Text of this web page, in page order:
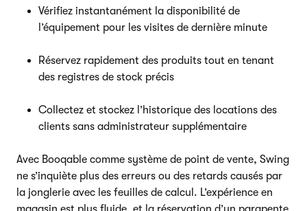
Vérifiez instantanément la disponibilité de
l’équipement pour les visites de dernière minute
Réservez rapidement des produits tout en tenant
des registres de stock précis
Collectez et stockez l’historique des locations des
clients sans administrateur supplémentaire
Avec Booqable comme système de point de vente, Swing
ne s’inquiète plus des erreurs ou des retards causés par
la jonglerie avec les feuilles de calcul. L’expérience en